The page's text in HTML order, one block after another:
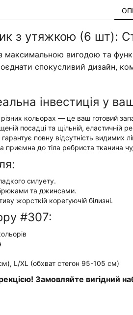
з утяжкою (6 шт):
максимальною вигодою та
спокусливий дизайн,
інвестиція у
кольорах — це ваш готовий
посадці та щільній, еластичній
гарантує повну відсутність
приємна до тіла ребриста тканина
силуету.
та джинсами.
жорсткій корегуючій білизні.
#307:
L/XL (обхват стегон 95-105 см)
Замовляйте вигідний